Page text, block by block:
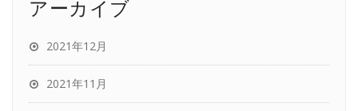
アーカイブ
2021年12月
2021年11月